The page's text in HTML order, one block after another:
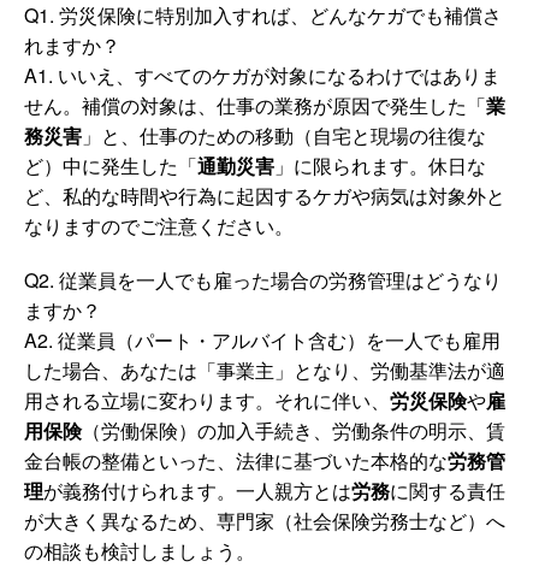
Q1. 労災保険に特別加入すれば、どんなケガでも補償さ
れますか？
A1. いいえ、すべてのケガが対象になるわけではありま
せん。補償の対象は、仕事の業務が原因で発生した「業
務災害 」と、仕事のための移動（自宅と現場の往復な
ど）中に発生した「通勤災害 」に限られます。休日な
ど、私的な時間や行為に起因するケガや病気は対象外と
なりますのでご注意ください。
Q2. 従業員を一人でも雇った場合の労務管理はどうなり
ますか？
A2. 従業員（パート・アルバイト含む）を一人でも雇用
した場合、あなたは「事業主」となり、労働基準法が適
用される立場に変わります。それに伴い、 労災保険や雇
用保険（労働保険）の加入手続き、労働条件の明示、賃
金台帳の整備といった、法律に基づいた本格的な労務管
理が義務付けられます。一人親方とは労務に関する責任
が大きく異なるため、専門家（社会保険労務士など）へ
の相談も検討しましょう。